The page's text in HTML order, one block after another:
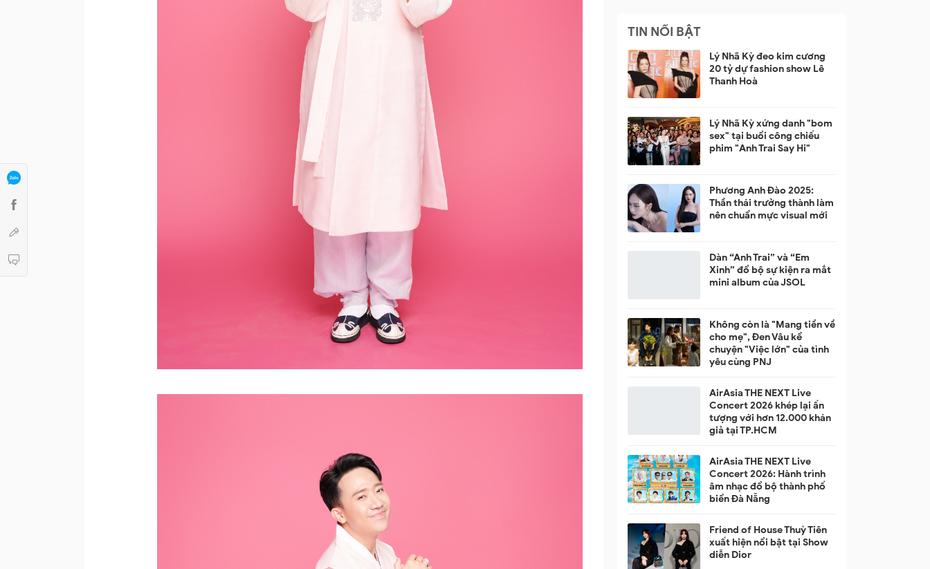
TIN NỔI BẬT
Lý Nhã Kỳ đeo kim cương
20 tỷ dự fashion show Lê
Thanh Hoà
Lý Nhã Kỳ xứng danh "bom
sex" tại buổi công chiếu
phim "Anh Trai Say Hi"
Phương Anh Đào 2025:
Thần thái trưởng thành làm
nên chuẩn mực visual mới
Dàn “Anh Trai” và “Em
Xinh” đổ bộ sự kiện ra mắt
mini album của JSOL
Không còn là "Mang tiền về
cho mẹ", Đen Vâu kể
chuyện "Việc lớn" của tình
yêu cùng PNJ
AirAsia THE NEXT Live
Concert 2026 khép lại ấn
tượng với hơn 12.000 khán
giả tại TP.HCM
AirAsia THE NEXT Live
Concert 2026: Hành trình
âm nhạc đổ bộ thành phố
biển Đà Nẵng
Friend of House Thuỳ Tiên
xuất hiện nổi bật tại Show
diễn Dior